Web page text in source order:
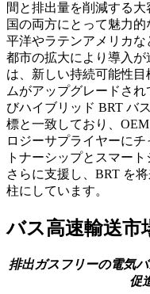
間と排出量を削減する
国の両方にとって魅力
平洋やラテンアメリカ
都市の拡大により導入
は、新しい持続可能性
ムがアップグレードさ
びハイブリッド BRT バ
標と一致しており、
ロジーサプライヤーに
トナーシップとスマー
さらに支援し、BRT を
柱にしています。
バス高速輸送市
排出ガスフリーの電気
促